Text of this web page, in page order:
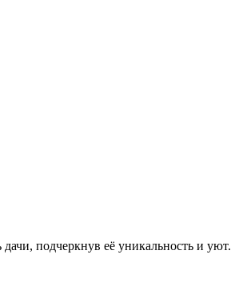
подчеркнув её уникальность и уют.